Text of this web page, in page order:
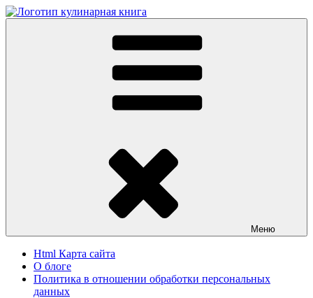
Перейти
к
Вкусные кулинарные рецепты
Меню
Html Карта сайта
О блоге
Политика в отношении обработки персональных
данных